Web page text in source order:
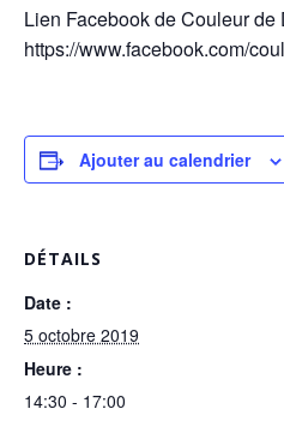
Lien Facebook de Couleur de
https://www.facebook.com/
Ajouter au calendrier
DÉTAILS
Date :
5 octobre 2019
Heure :
14:30 - 17:00